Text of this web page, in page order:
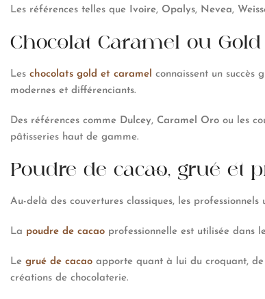
Les références telles que Ivoire, Opalys, Nevea,
Chocolat Caramel ou
Les chocolats gold et caramel connaissent un succès
modernes et différenciants.
Des références comme Dulcey, Caramel Oro ou les
pâtisseries haut de gamme.
Poudre de cacao, grué et
Au-delà des couvertures classiques, les
La poudre de cacao professionnelle est utilisée dans
Le grué de cacao apporte quant à lui du croquant,
créations de chocolaterie.